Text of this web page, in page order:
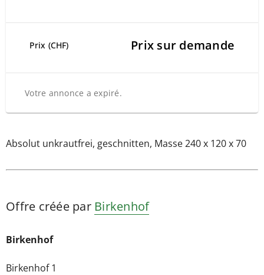
Prix (CHF) Prix sur demande
Votre annonce a expiré.
Absolut unkrautfrei, geschnitten, Masse 240 x 120 x 70
Offre créée par Birkenhof
Birkenhof
Birkenhof 1